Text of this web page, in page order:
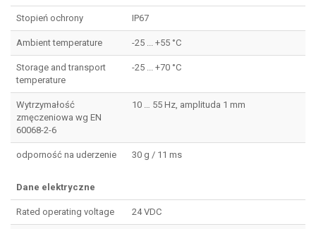
Stopień ochrony IP67
Ambient temperature -25 ... +55 °C
Storage and transport
temperature
-25 ... +70 °C
Wytrzymałość
zmęczeniowa wg EN
60068-2-6
10 … 55 Hz, amplituda 1 mm
odporność na uderzenie 30 g / 11 ms
Dane elektryczne
Rated operating voltage 24 VDC